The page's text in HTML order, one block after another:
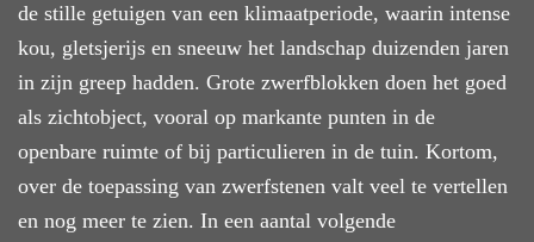
de stille getuigen van een klimaatperiode, waarin intense
kou, gletsjerijs en sneeuw het landschap duizenden jaren
in zijn greep hadden. Grote zwerfblokken doen het goed
als zichtobject, vooral op markante punten in de
openbare ruimte of bij particulieren in de tuin. Kortom,
over de toepassing van zwerfstenen valt veel te vertellen
en nog meer te zien. In een aantal volgende